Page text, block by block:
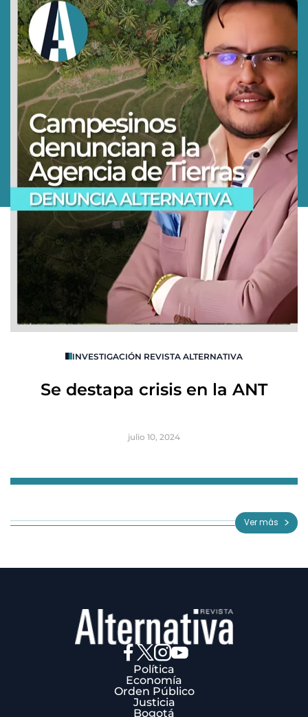
INVESTIGACIÓN REVISTA ALTERNATIVA
Se destapa crisis en la ANT
julio 10, 2024
3
Ver más
Política
Economía
Orden Público
Justicia
Bogotá